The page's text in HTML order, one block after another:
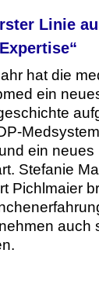
Linie
hat die
ein
ein neues
Stefanie
Pichlmaier
auch